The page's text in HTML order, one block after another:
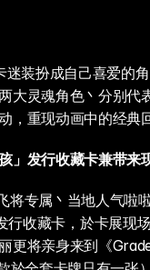
装扮成自己喜爱的
大灵魂角色丶分别代
，重现动画中的经典
」发行收藏卡兼带来
将专属丶当地人气啦
收藏卡，於卡展现
更将亲身来到《